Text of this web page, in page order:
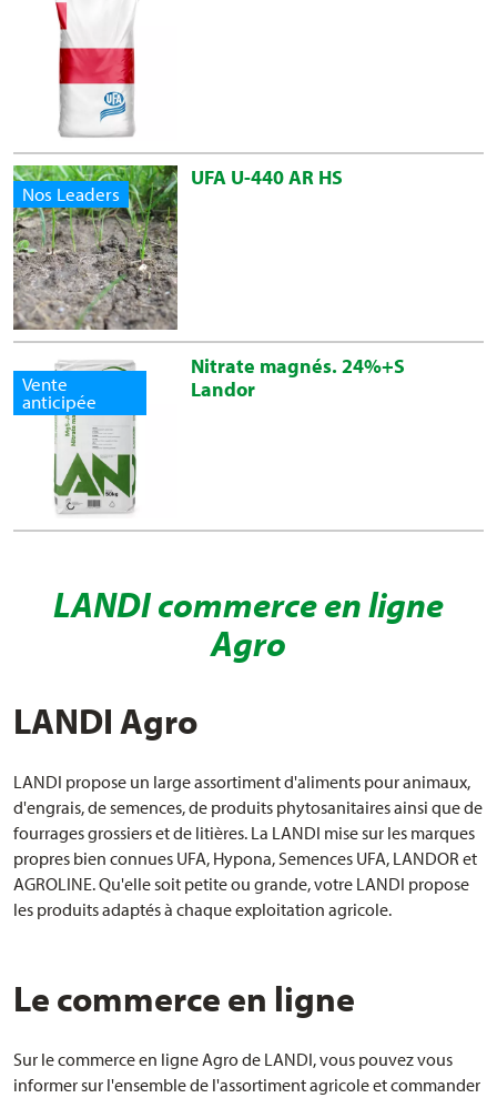
Nos Leaders
UFA U-440 AR HS
Vente
anticipée
Nitrate magnés. 24%+S
Landor
LANDI commerce en ligne
Agro
LANDI Agro
LANDI propose un large assortiment d'aliments pour animaux,
d'engrais, de semences, de produits phytosanitaires ainsi que de
fourrages grossiers et de litières. La LANDI mise sur les marques
propres bien connues UFA, Hypona, Semences UFA, LANDOR et
AGROLINE. Qu'elle soit petite ou grande, votre LANDI propose
les produits adaptés à chaque exploitation agricole.
Le commerce en ligne
Sur le commerce en ligne Agro de LANDI, vous pouvez vous
informer sur l'ensemble de l'assortiment agricole et commander